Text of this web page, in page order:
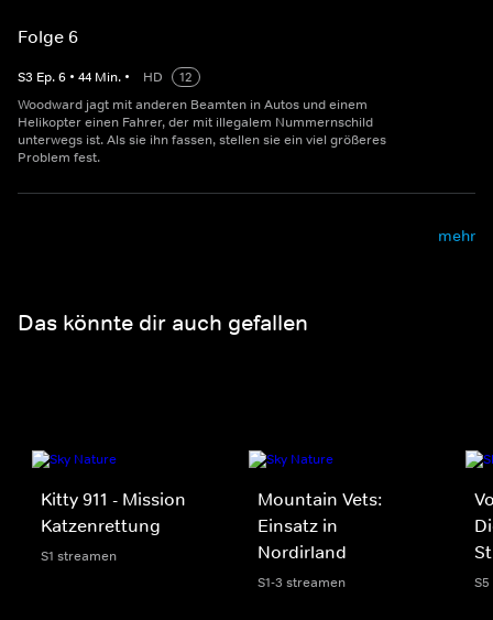
Folge 6
S3 Ep.6 • 44 Min. • HD
12
Woodward jagt mit anderen Beamten in Autos und einem
Helikopter einen Fahrer, der mit illegalem Nummernschild
unterwegs ist. Als sie ihn fassen, stellen sie ein viel größeres
Problem fest.
mehr
Das könnte dir auch gefallen
Kitty 911 - Mission
Katzenrettung
S1 streamen
Mountain Vets:
Einsatz in
Nordirland
S1-3 streamen